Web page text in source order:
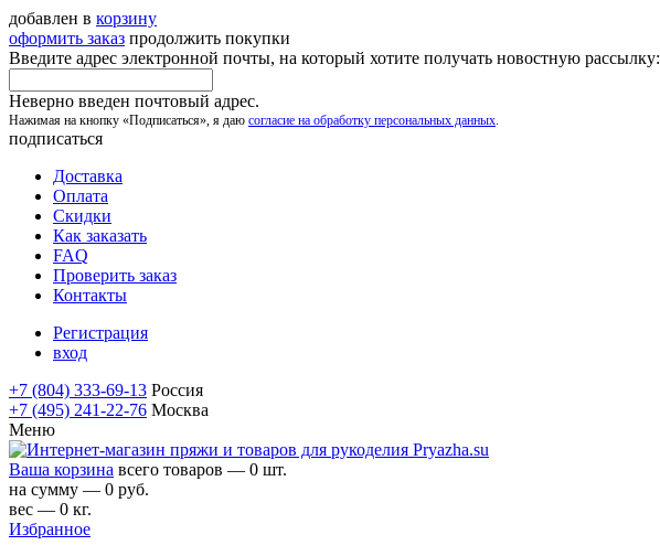
добавлен в корзину
оформить заказ продолжить покупки
Введите адрес электронной почты, на который хотите получать новостную рассылку:
Неверно введен почтовый адрес.
Нажимая на кнопку «Подписаться», я даю согласие на обработку персональных данных.
подписаться
Доставка
Оплата
Скидки
Как заказать
FAQ
Проверить заказ
Контакты
Регистрация
вход
+7 (804) 333-69-13 Россия
+7 (495) 241-22-76 Москва
Меню
Ваша корзина всего товаров — 0 шт.
на сумму — 0 руб.
вес — 0 кг.
Избранное